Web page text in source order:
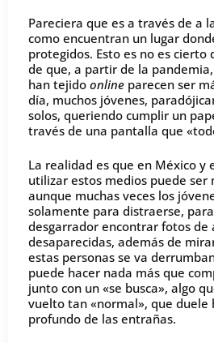
Pareciera que es a través de a
como encuentran un lugar
protegidos. Esto es no es cierto
de que, a partir de la
han tejido online parecen ser
día, muchos jóvenes,
solos, queriendo cumplir un
través de una pantalla que
La realidad es que en México y
utilizar estos medios puede ser
aunque muchas veces los
solamente para distraerse,
desgarrador encontrar fotos de
desaparecidas, además de
estas personas se va
puede hacer nada más que
junto con un «se busca», algo
vuelto tan «normal», que duele
profundo de las entrañas.